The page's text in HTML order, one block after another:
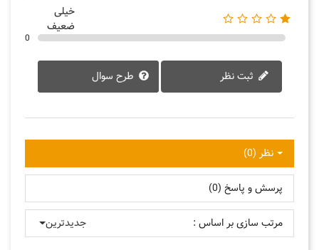
خیلی
ضعیف
0
ثبت نظر طرح سوال
نظر (0)
پرسش و پاسخ (0)
مرتب سازی بر اساس : جدیدترین